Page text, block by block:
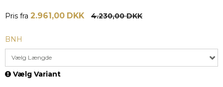
Pris fra 2.961,00 DKK 4.230,00 DKK
BNH
Vælg Længde
Vælg Variant